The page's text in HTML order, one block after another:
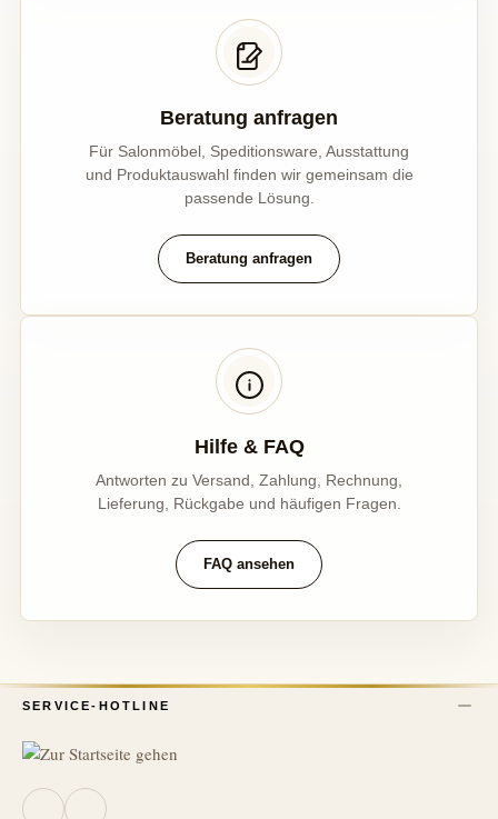
Beratung anfragen
Für Salonmöbel, Speditionsware, Ausstattung
und Produktauswahl finden wir gemeinsam die
passende Lösung.
Beratung anfragen
Hilfe & FAQ
Antworten zu Versand, Zahlung, Rechnung,
Lieferung, Rückgabe und häufigen Fragen.
FAQ ansehen
SERVICE-HOTLINE